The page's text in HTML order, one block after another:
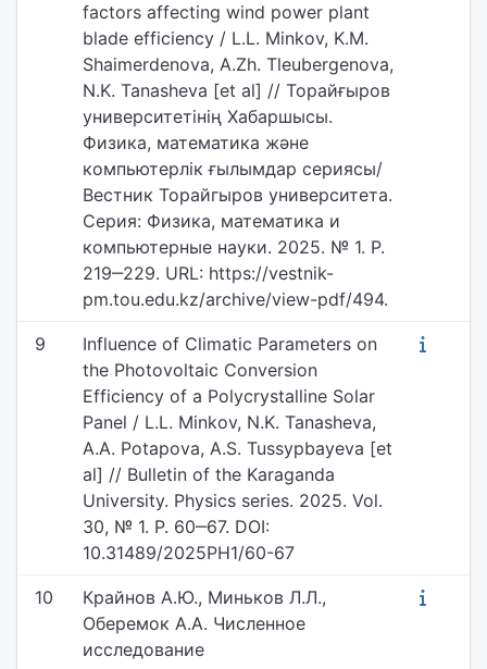
factors affecting wind power plant
blade efficiency / L.L. Minkov, K.M.
Shaimerdenova, A.Zh. Tleubergenova,
N.K. Tanasheva [et al] // Торайғыров
университетінің Хабаршысы.
Физика, математика және
компьютерлік ғылымдар сериясы/
Вестник Торайгыров университета.
Серия: Физика, математика и
компьютерные науки. 2025. № 1. P.
219‒229. URL: https://vestnik-
pm.tou.edu.kz/archive/view-pdf/494.
9
Influence of Climatic Parameters on
the Photovoltaic Conversion
Efficiency of a Polycrystalline Solar
Panel / L.L. Minkov, N.K. Tanasheva,
A.A. Potapova, A.S. Tussypbayeva [et
al] // Bulletin of the Karaganda
University. Physics series. 2025. Vol.
30, № 1. P. 60‒67. DOI:
10.31489/2025PH1/60-67
10
Крайнов А.Ю., Миньков Л.Л.,
Оберемок А.А. Численное
исследование